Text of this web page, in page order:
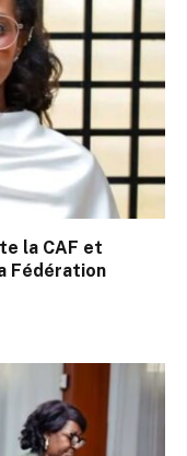
la CAF et
Fédération